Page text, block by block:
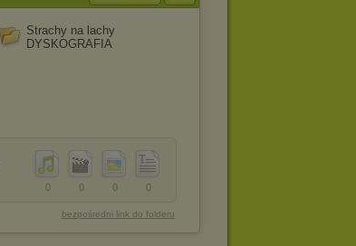
Strachy na lachy
DYSKOGRAFIA
0
0
0
0
bezpośredni link do folderu